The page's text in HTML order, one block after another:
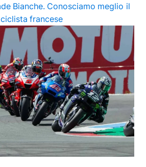
Bianche. Conosciamo meglio il
ciclista francese